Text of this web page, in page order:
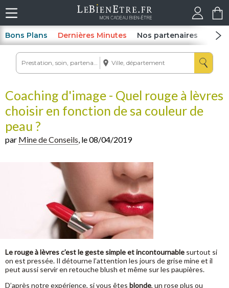
Bons Plans Dernières Minutes Nos partenaires Spas
Coaching d'image - Quel rouge à lèvres
choisir en fonction de sa couleur de
peau ?
par Mine de Conseils, le 08/04/2019
Le rouge à lèvres c’est le geste simple et incontournable surtout si
on est pressée. Il détourne l’attention les jours de grise mine et il
peut aussi servir en retouche blush et même sur les paupières.
D’après notre expérience, si vous êtes blonde, un rose plus ou